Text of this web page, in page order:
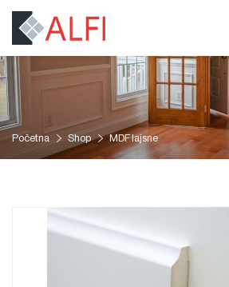
Početna Shop MDF lajsne